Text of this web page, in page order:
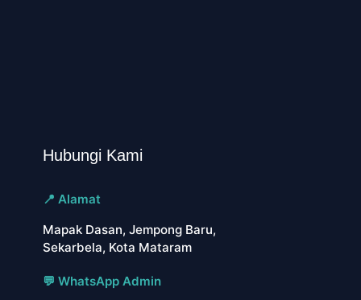
Hubungi Kami
📍 Alamat
Mapak Dasan, Jempong Baru,
Sekarbela, Kota Mataram
💬 WhatsApp Admin